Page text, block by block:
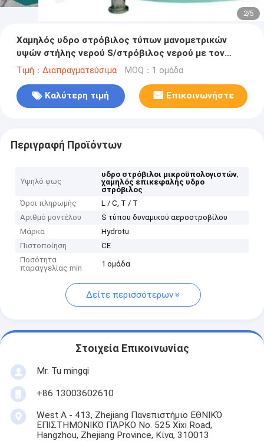
2/5
Χαμηλός υδρο στρόβιλος τύπων μανομετρικών
υψών στήλης νερού S/στρόβιλος νερού με τον
πλήρη δρομέα κανονισμού, κυβερνήτης ταχύτητας
Τιμή：Διαπραγματεύσιμα MOQ：1 ομάδα
Καλύτερη τιμή Επικοινωνήστε
Περιγραφή Προϊόντων
Υψηλό φως
υδρο στρόβιλοι μικροϋπολογιστών,
χαμηλός επικεφαλής υδρο
στρόβιλος
Όροι πληρωμής
L / C, T / T
Αριθμό μοντέλου
S τύπου δυναμικού αεροστροβίλου
Μάρκα
Hydrotu
Πιστοποίηση
CE
Ποσότητα
παραγγελίας min
1 ομάδα
Δείτε περισσότερων
Στοιχεία Επικοινωνίας
Mr. Tu mingqi
+86 13003602610
West A - 413, Zhejiang Πανεπιστήμιο ΕΘΝΙΚΌ
ΕΠΙΣΤΗΜΟΝΙΚΌ ΠΆΡΚΟ No. 525 Xixi Road,
Hangzhou, Zhejiang Province, Κίνα, 310013